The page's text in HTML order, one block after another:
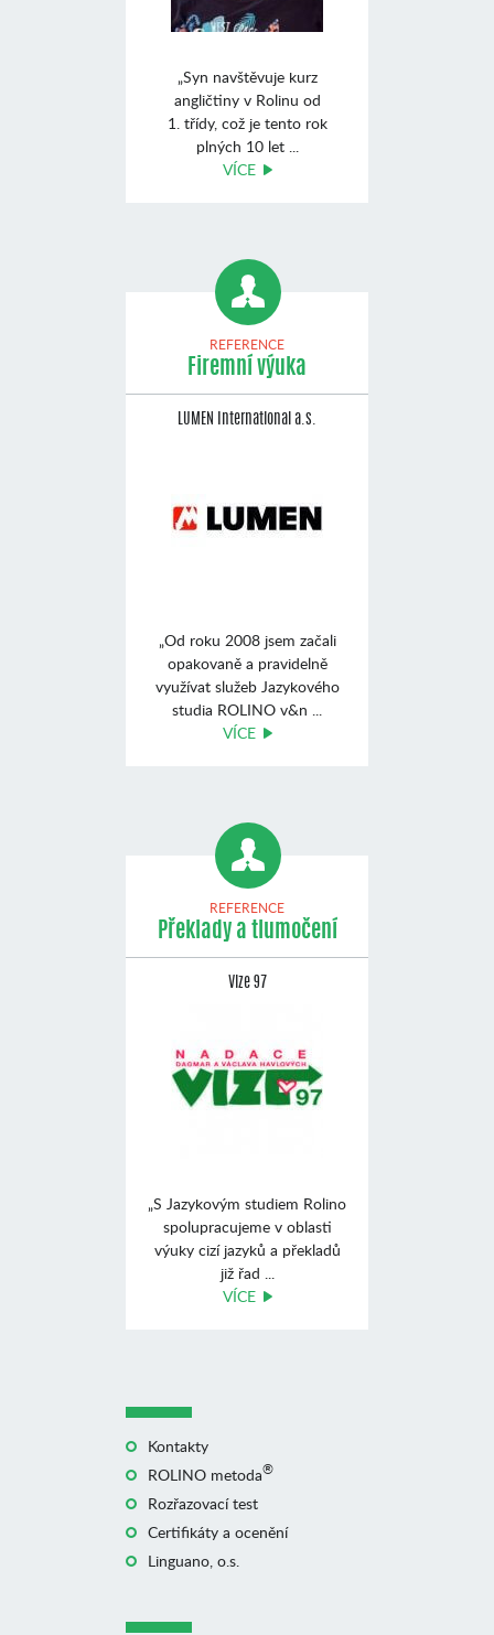
„Syn navštěvuje kurz
angličtiny v Rolinu od
1. třídy, což je tento rok
plných 10 let ...
VÍCE
REFERENCE
Firemní výuka
LUMEN International a.s.
„Od roku 2008 jsem začali
opakovaně a pravidelně
využívat služeb Jazykového
studia ROLINO v&n ...
VÍCE
REFERENCE
Překlady a tlumočení
Vize 97
„S Jazykovým studiem Rolino
spolupracujeme v oblasti
výuky cizí jazyků a překladů
již řad ...
VÍCE
Kontakty
ROLINO metoda®
Rozřazovací test
Certifikáty a ocenění
Linguano, o.s.